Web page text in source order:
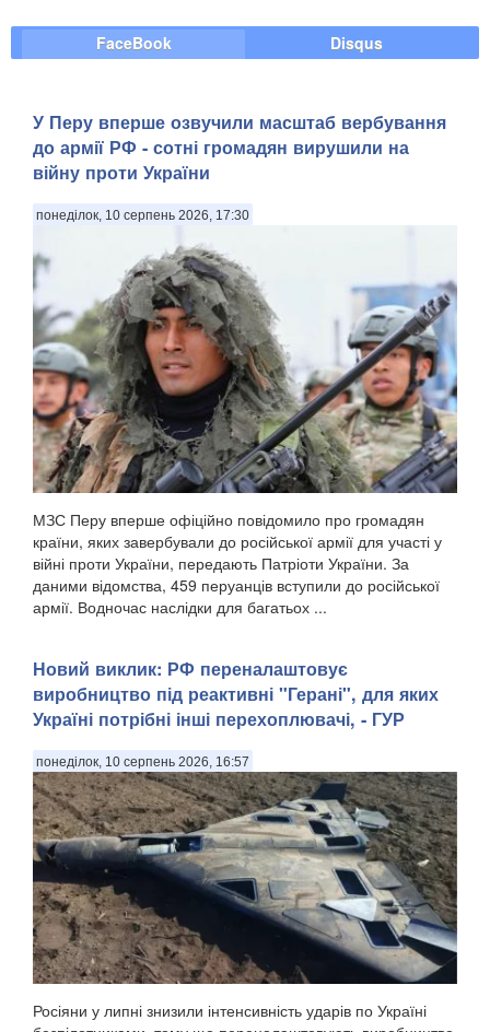
FaceBook Disqus
У Перу вперше озвучили масштаб вербування
до армії РФ - сотні громадян вирушили на
війну проти України
понеділок, 10 серпень 2026, 17:30
МЗС Перу вперше офіційно повідомило про громадян
країни, яких завербували до російської армії для участі у
війні проти України, передають Патріоти України. За
даними відомства, 459 перуанців вступили до російської
армії. Водночас наслідки для багатьох ...
Новий виклик: РФ переналаштовує
виробництво під реактивні "Герані", для яких
Україні потрібні інші перехоплювачі, - ГУР
понеділок, 10 серпень 2026, 16:57
Росіяни у липні знизили інтенсивність ударів по Україні